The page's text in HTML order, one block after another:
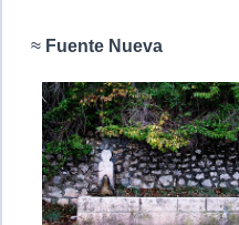
≈ Fuente Nueva